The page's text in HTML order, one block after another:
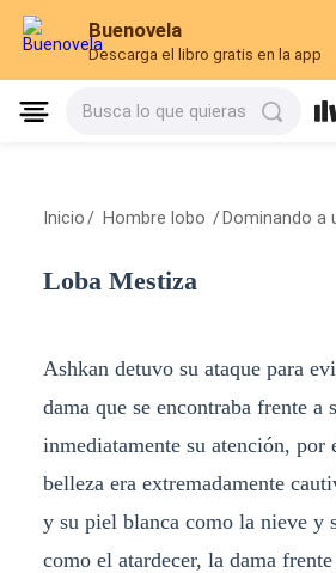
Buenovela
Descarga el libro gratis en la app
Busca lo que quieras
Inicio / Hombre lobo / Dominando a
Loba Mestiza
Ashkan detuvo su ataque para
dama que se encontraba frente a
inmediatamente su atención, por
belleza era extremadamente
y su piel blanca como la nieve y
como el atardecer, la dama